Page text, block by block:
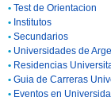
• Test de Orientacion
• Institutos
• Secundarios
• Universidades de
• Residencias
• Guia de Carreras
• Eventos en